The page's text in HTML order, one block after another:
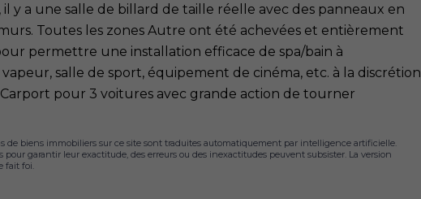
y a une salle de billard de taille réelle avec des panneaux en
Toutes les zones Autre ont été achevées et entièrement
permettre une installation efficace de spa/bain à
salle de sport, équipement de cinéma, etc. à la discrétion
pour 3 voitures avec grande action de tourner
de biens immobiliers sur ce site sont traduites automatiquement par intelligence artificielle.
pour garantir leur exactitude, des erreurs ou des inexactitudes peuvent subsister. La version
fait foi.